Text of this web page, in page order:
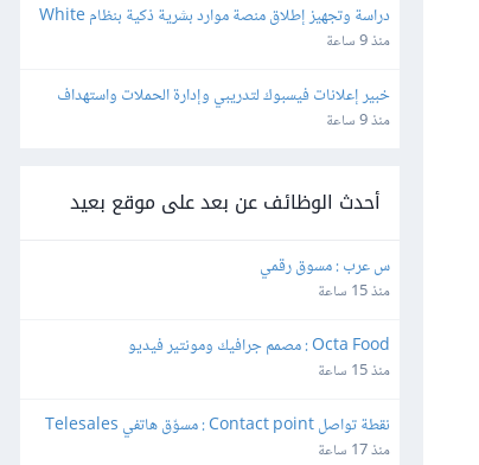
Label وإعادة البيع
منذ 9 ساعة
الجمهور بدقة
منذ 9 ساعة
أحدث الوظائف عن بعد على موقع بعيد
س عرب : مسوق رقمي
منذ 15 ساعة
Octa Food : مصمم جرافيك ومونتير فيديو
منذ 15 ساعة
نقطة تواصل Contact point : مسوّق هاتفي Telesales
منذ 17 ساعة